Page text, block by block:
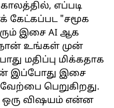
எப்படி
கேட்கப்பட "சமூக
இசை AI ஆக
உங்கள் முன்
மதிப்பு மிக்கதாக
இப்போது இசை
பெறுகிறது.
விஷயம் என்ன